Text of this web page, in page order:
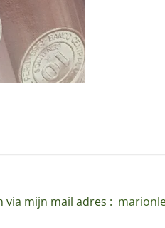
via mijn mail adres :